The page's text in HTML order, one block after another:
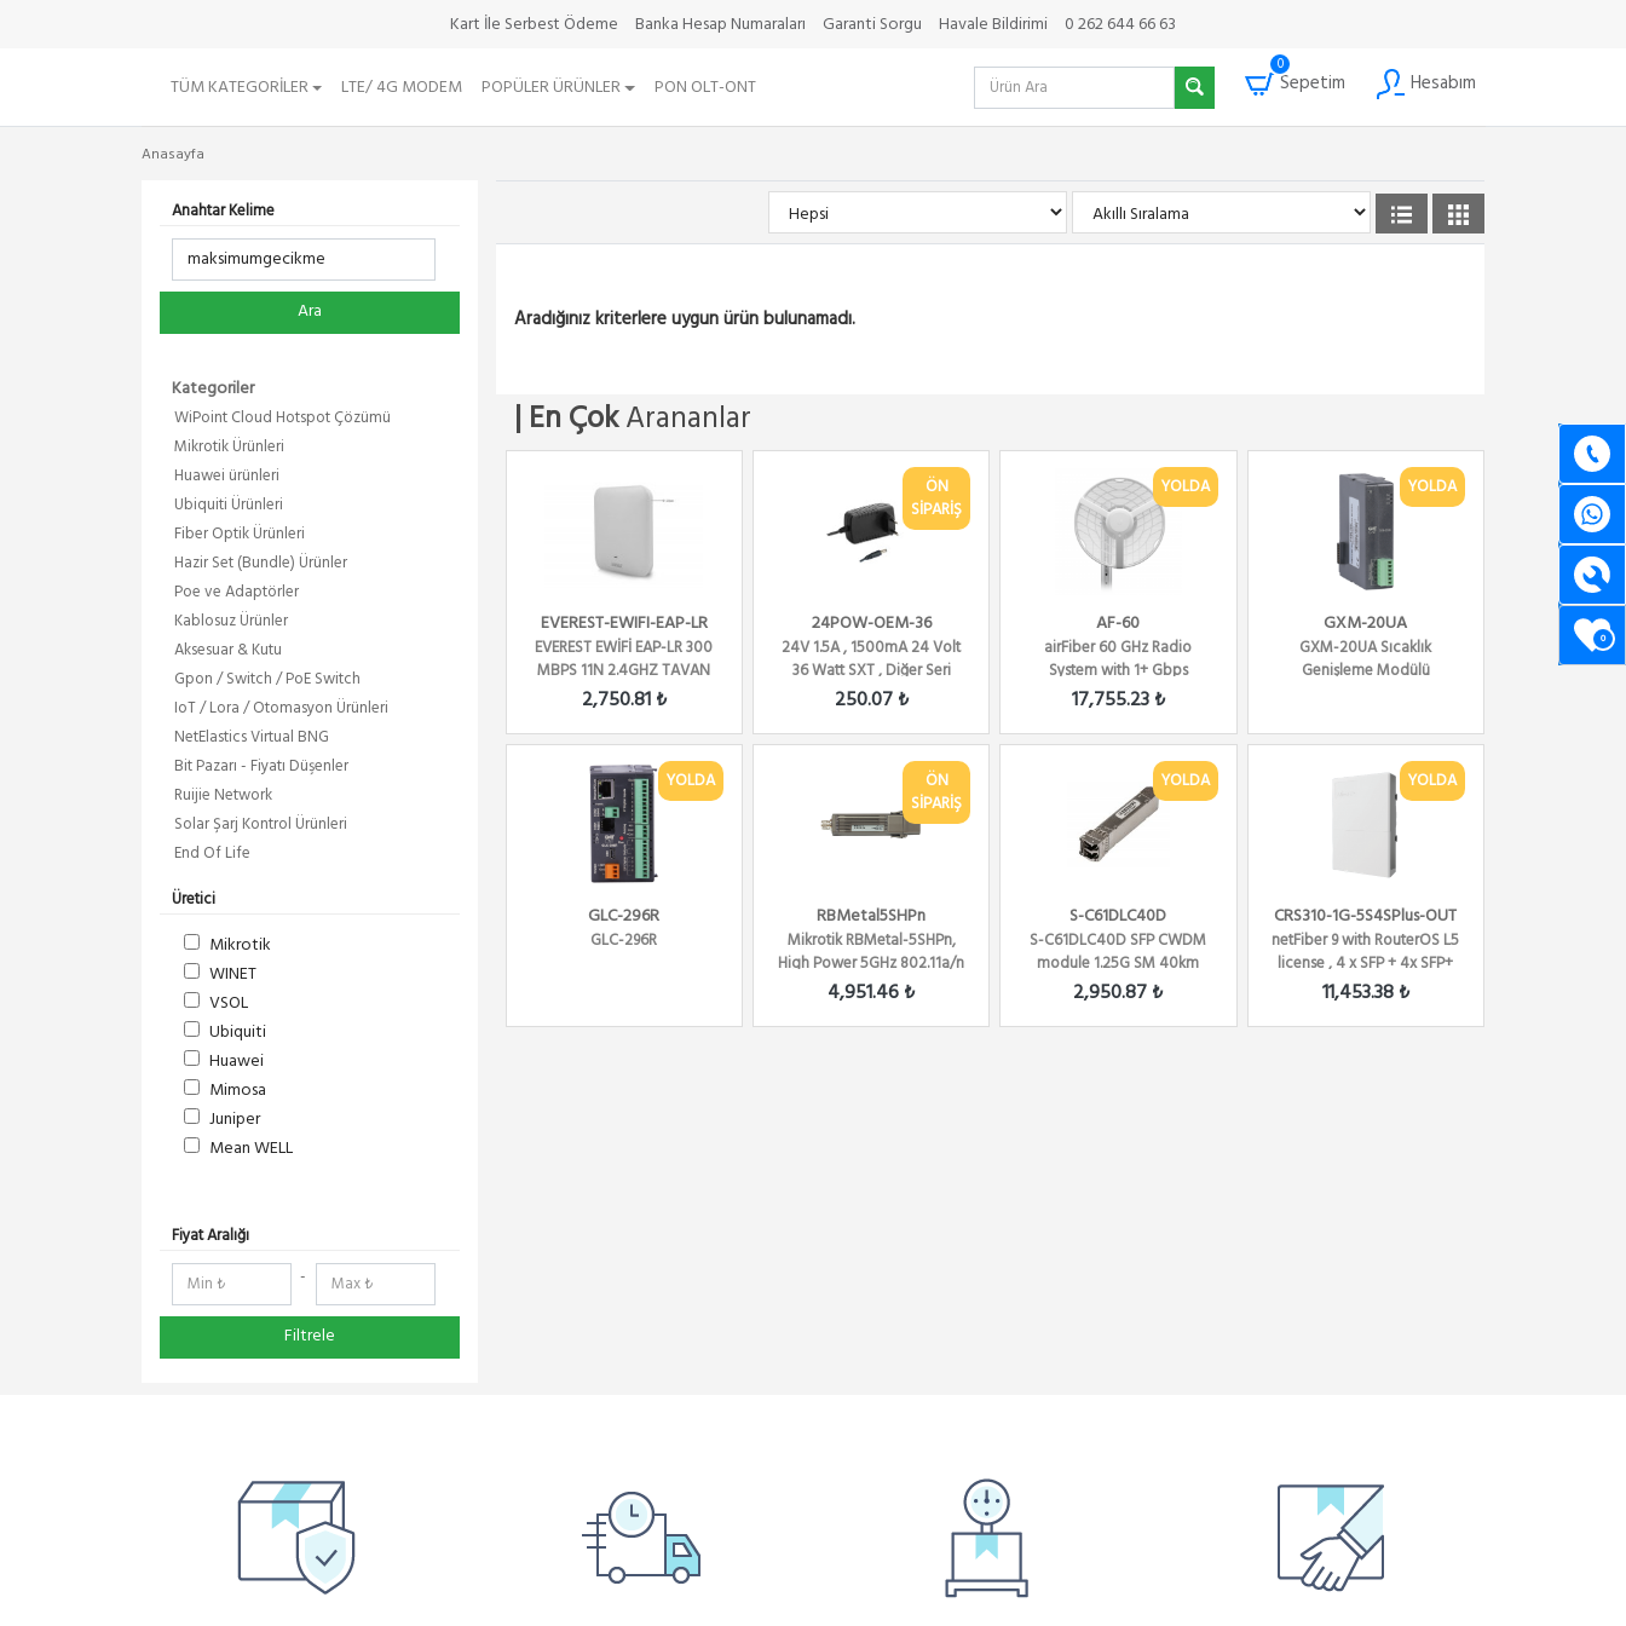
Kart İle Serbest Ödeme Banka Hesap Numaraları Garanti Sorgu Havale Bildirimi 0 262 644 66 63
TÜM KATEGORILER LTE/ 4G MODEM POPÜLER ÜRÜNLER PON OLT-ONT
0
Sepetim Hesabım
0
Anasayfa
Anahtar Kelime
Ara
Kategoriler
WiPoint Cloud Hotspot Çözümü
Mikrotik Ürünleri
Huawei ürünleri
Ubiquiti Ürünleri
Fiber Optik Ürünleri
Hazir Set (Bundle) Ürünler
Poe ve Adaptörler
Kablosuz Ürünler
Aksesuar & Kutu
Gpon / Switch / PoE Switch
IoT / Lora / Otomasyon Ürünleri
NetElastics Virtual BNG
Bit Pazarı - Fiyatı Düşenler
Ruijie Network
Solar Şarj Kontrol Ürünleri
End Of Life
Üretici
Mikrotik
WINET
VSOL
Ubiquiti
Huawei
Mimosa
Juniper
Mean WELL
RedLine
RF Elements
NetElastic
Paessler
Compex
Extralink
Schneider Electric
DMA-SOFT
Fiyat Aralığı
-
Filtrele
Aradığınız kriterlere uygun ürün bulunamadı.
| En ÇokArananlar
EVEREST-EWIFI-EAP-LR
EVEREST EWİFİ EAP-LR 300
MBPS 11N 2.4GHZ TAVAN
KABLOSUZ ROUTER ACC...
2,750.81 ₺
ÖN
SİPARİŞ
24POW-OEM-36
24V 1.5A , 1500mA 24 Volt
36 Watt SXT , Diğer Seri
Adaptör ( OE...
250.07 ₺
YOLDA
AF-60
airFiber 60 GHz Radio
System with 1+ Gbps
Throughput
17,755.23 ₺
YOLDA
GXM-20UA
GXM-20UA Sıcaklık
Genişleme Modülü
YOLDA
GLC-296R
GLC-296R
ÖN
SİPARİŞ
RBMetal5SHPn
Mikrotik RBMetal-5SHPn,
High Power 5GHz 802.11a/n
wireless, Route...
4,951.46 ₺
YOLDA
S-C61DLC40D
S-C61DLC40D SFP CWDM
module 1.25G SM 40km
1610nm LC-connector DDM
2,950.87 ₺
YOLDA
CRS310-1G-5S4SPlus-OUT
netFiber 9 with RouterOS L5
license , 4 x SFP + 4x SFP+
10G + 1 x ...
11,453.38 ₺